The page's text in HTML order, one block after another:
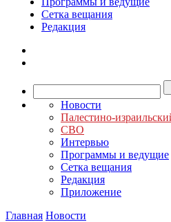
Сетка вещания
Редакция
Новости
Палестино-
СВО
Интервью
Программы и ведущие
Сетка вещания
Редакция
Приложение
Главная Новости